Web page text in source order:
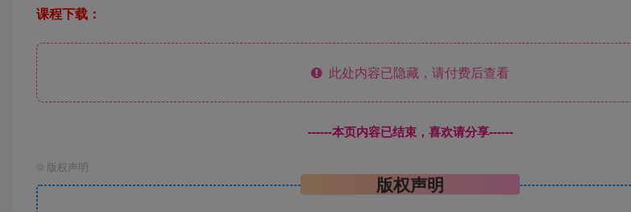
课程下载：
此处内容已隐藏，请付费后查看
------本页内容已结束，喜欢请分享------
© 版权声明
版权声明